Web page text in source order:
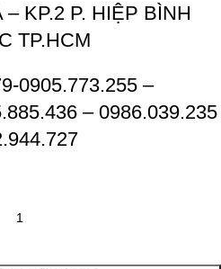
KP.2 P. HIỆP BÌNH
TP.HCM
0905.773.255 –
– 0986.039.235